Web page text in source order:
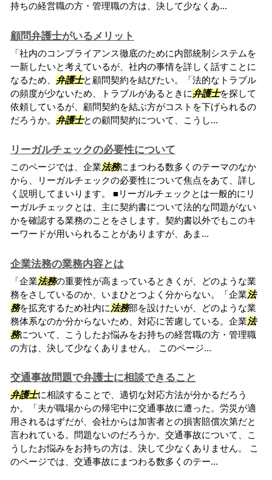
持ちの経営職の方・管理職の方は、決して少なくあ...
顧問弁護士がいるメリット
「社内のコンプライアンス徹底のために内部統制システムを
一新したいと考えているが、社内の事情を詳しく話すことに
なるため、 弁護士と顧問契約を結びたい。「法的なトラブル
の頻度が少ないため、トラブルがあるときに弁護士を探して
依頼しているが、顧問契約を結ぶ方がコストを下げられるの
だろうか。 弁護士との顧問契約について、こうし...
リーガルチェックの必要性について
このページでは、企業法務にまつわる数多くのテーマのなか
から、リーガルチェックの必要性について焦点をあて、詳し
く説明してまいります。 ■リーガルチェックとは一般的にリ
ーガルチェックとは、主に契約書について法的な問題がない
かを確認する業務のことをさします。契約書以外でもこのキ
ーワードが用いられることがありますが、あま...
企業法務の業務内容とは
「企業法務の重要性が高まっているときくが、どのような業
務をさしているのか、いまひとつよく分からない。「企業法
務を拡充するため社内に 法務部を設けたいが、どのような業
務体系なのか分からないため、対応に苦慮している。企業法
務について、こうしたお悩みをお持ちの経営職の方・管理職
の方は、決して少なくありません。 このページ...
交通事故問題で弁護士に相談できること
弁護士に相談することで、適切な対応方法が分かるだろう
か。「夫が職場からの帰宅中に交通事故に遭った。労災が適
用されるはずだが、会社からは加害者との損害賠償次第だと
言われている。問題ないのだろうか。交通事故について、こ
うしたお悩みをお持ちの方は、決して少なくありません。 こ
のページでは、交通事故にまつわる数多くのテー...